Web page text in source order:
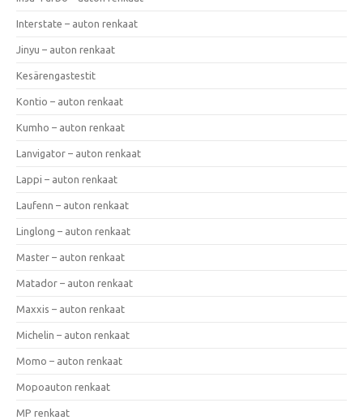
Interstate – auton renkaat
Jinyu – auton renkaat
Kesärengastestit
Kontio – auton renkaat
Kumho – auton renkaat
Lanvigator – auton renkaat
Lappi – auton renkaat
Laufenn – auton renkaat
Linglong – auton renkaat
Master – auton renkaat
Matador – auton renkaat
Maxxis – auton renkaat
Michelin – auton renkaat
Momo – auton renkaat
Mopoauton renkaat
MP renkaat